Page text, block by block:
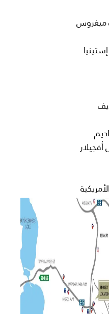
ميغروس